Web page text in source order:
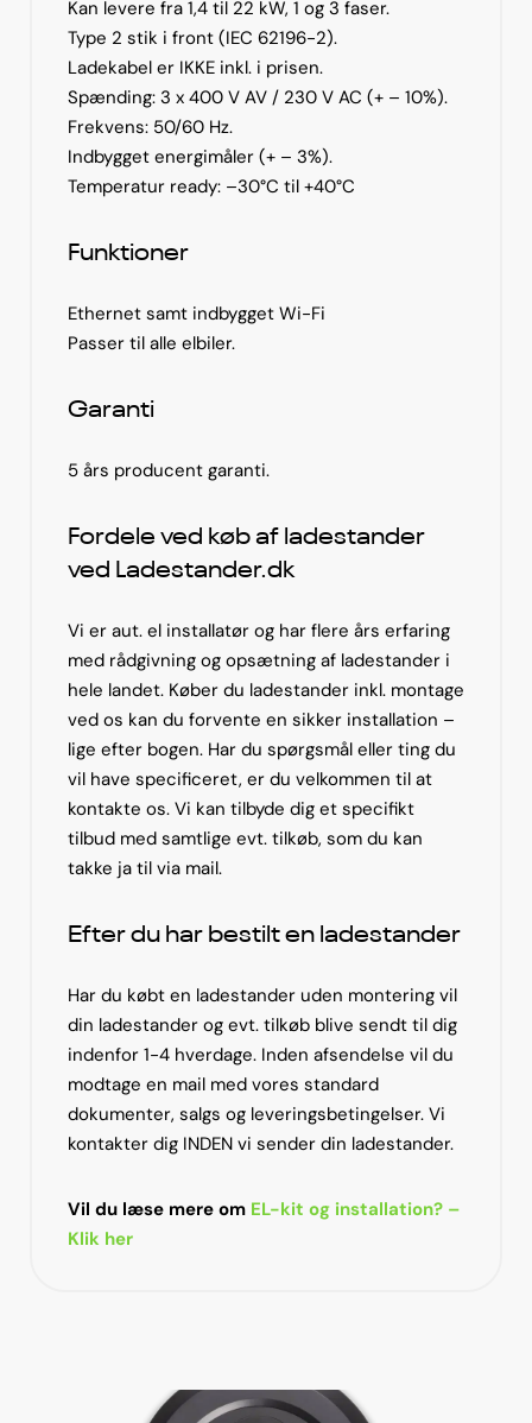
Kan levere fra 1,4 til 22 kW, 1 og 3 faser.
Type 2 stik i front (IEC 62196-2).
Ladekabel er IKKE inkl. i prisen.
Spænding: 3 x 400 V AV / 230 V AC (+ – 10%).
Frekvens: 50/60 Hz.
Indbygget energimåler (+ – 3%).
Temperatur ready: –30°C til +40°C
Funktioner
Ethernet samt indbygget Wi-Fi
Passer til alle elbiler.
Garanti
5 års producent garanti.
Fordele ved køb af ladestander
ved Ladestander.dk
Vi er aut. el installatør og har flere års erfaring
med rådgivning og opsætning af ladestander i
hele landet. Køber du ladestander inkl. montage
ved os kan du forvente en sikker installation –
lige efter bogen. Har du spørgsmål eller ting du
vil have specificeret, er du velkommen til at
kontakte os. Vi kan tilbyde dig et specifikt
tilbud med samtlige evt. tilkøb, som du kan
takke ja til via mail.
Efter du har bestilt en ladestander
Har du købt en ladestander uden montering vil
din ladestander og evt. tilkøb blive sendt til dig
indenfor 1-4 hverdage. Inden afsendelse vil du
modtage en mail med vores standard
dokumenter, salgs og leveringsbetingelser. Vi
kontakter dig INDEN vi sender din ladestander.
Vil du læse mere om EL-kit og installation? –
Klik her